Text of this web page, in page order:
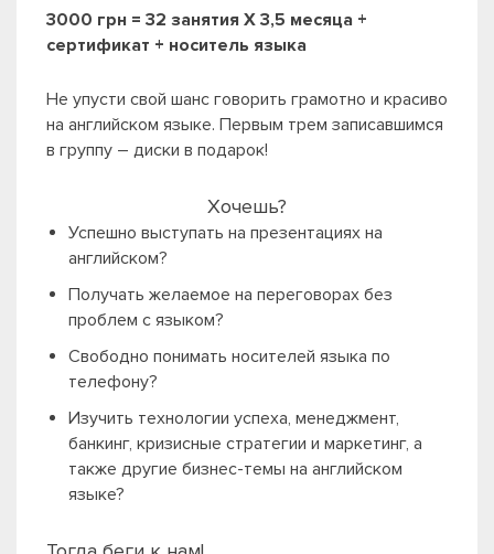
3000 грн = 32 занятия Х 3,5 месяца +
сертификат + носитель языка
Не упусти свой шанс говорить грамотно и красиво
на английском языке. Первым трем записавшимся
в группу – диски в подарок!
Хочешь?
Успешно выступать на презентациях на
английском?
Получать желаемое на переговорах без
проблем с языком?
Свободно понимать носителей языка по
телефону?
Изучить технологии успеха, менеджмент,
банкинг, кризисные стратегии и маркетинг, а
также другие бизнес-темы на английском
языке?